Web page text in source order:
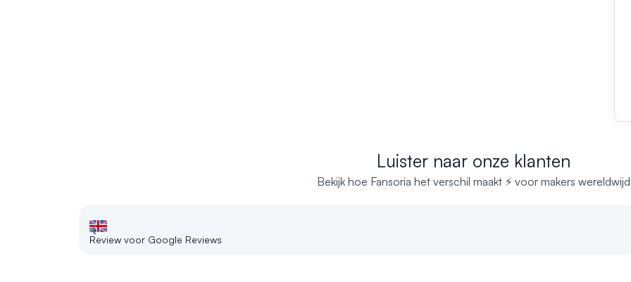
Luister naar onze klanten
Bekijk hoe Fansoria het verschil maakt ⚡ voor makers wereldwijd
Review voor Google Reviews